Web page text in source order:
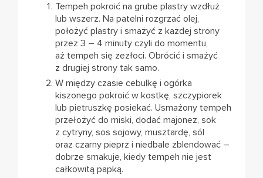
Tempeh pokroić na grube plastry wzdłuż
lub wszerz. Na patelni rozgrzać olej,
położyć plastry i smażyć z każdej strony
przez 3 – 4 minuty czyli do momentu,
aż tempeh się zezłoci. Obrócić i smażyć
z drugiej strony tak samo.
W między czasie cebulkę i ogórka
kiszonego pokroić w kostkę, szczypiorek
lub pietruszkę posiekać. Usmażony tempeh
przełożyć do miski, dodać majonez, sok
z cytryny, sos sojowy, musztardę, sól
oraz czarny pieprz i niedbale zblendować –
dobrze smakuje, kiedy tempeh nie jest
całkowitą papką.